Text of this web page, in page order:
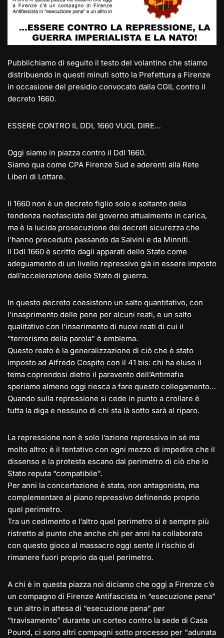
Pubblichiamo di seguito il testo del volantino che stiamo
distribuendo in questi minuti sotto la Prefettura a Firenze
in occasione del presidio convocato dalla CGIL contro il
decreto 1660.
ESSERE CONTRO IL DDL 1660 VUOL DIRE…
Oggi siamo in piazza contro il Ddl 1660.
Siamo qua come CPA Firenze Sud e aderenti alla Rete
Liberi di Lottare.
Il 1660 non è un decreto figlio solo e soltanto della
tendenza neofascista del governo attualmente in carica,
ma è la lucida prosecuzione dei decreti sicurezza che
l’hanno preceduto passando da Salvini e da Minniti.
Il Ddl 1660 è scritto dagli apparati dello Stato come
adeguamento di un livello repressivo già in essere imposto
dall’accelerazione dello Stato di guerra.
In questo decreto coesistono un salto quantitativo, con
l’inasprimento delle pene per alcuni reati, e un salto
qualitativo con l’inserimento di nuovi reati di cui il
“terrorismo della parola” è emblema.
Questo reato è la generalizzazione di ciò che è stato
imposto ad Alfredo Cospito con il 41 bis: chi ha eluso il
tema coprendosi dietro il paravento dell’Antimafia
speriamo almeno oggi riesca a fare questo collegamento…
Quando sulla repressione si cede in punto a crollare è
tutta la diga e nessuno di chi sta là sotto sarà al riparo.
La repressione non è solo l’azione repressiva in sé ma
molto altro: è il tentativo con ogni mezzo di impedire che il
dissenso e la protesta escano dal perimetro di ciò che lo
Stato reputa “compatibile”.
Per anni la concertazione è stata, non antagonista, ma
complementare al piano repressivo definendo proprio
quel perimetro.
Tra un cedimento e l’altro quel perimetro si è sempre più
ristretto al punto che anche chi per anni ha collaborato
con questo gioco al massacro oggi sente il rischio di
rimanere fuori proprio da quel perimetro.
A chi è in questa piazza noi diciamo che oggi a Firenze c’è
un compagno di Firenze Antifascista in “esecuzione pena”
e un altro in attesa di “esecuzione pena” per
“travisamento” durante un corteo contro la sede di Casa
Pound, ci sono altri compagni sotto processo per “adunata